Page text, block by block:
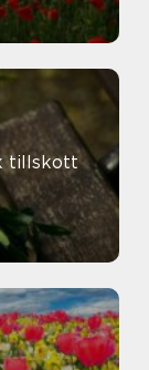
tillskott